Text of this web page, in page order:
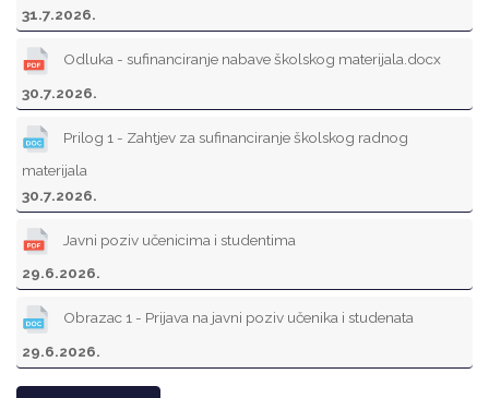
31.7.2026.
Odluka - sufinanciranje nabave školskog materijala.docx
30.7.2026.
Prilog 1 - Zahtjev za sufinanciranje školskog radnog
materijala
30.7.2026.
Javni poziv učenicima i studentima
29.6.2026.
Obrazac 1 - Prijava na javni poziv učenika i studenata
29.6.2026.